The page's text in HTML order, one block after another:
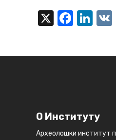
X
О Институту
Археолошки институт